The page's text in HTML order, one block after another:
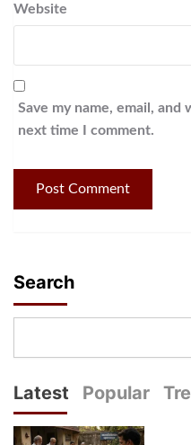
Website
Save my name, email,
next time I comment.
Search
Latest Popular